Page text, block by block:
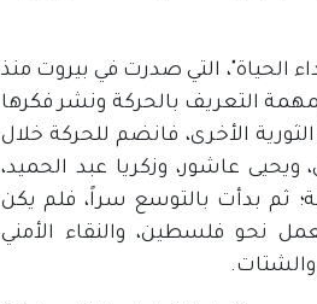
نداء الحياة"، التي صدرت في بيروت منذ
التعريف بالحركة ونشر فكرها
الثورية الأخرى، فانضم للحركة خلال
عاشور، وزكريا عبد الحميد،
ثم بدأت بالتوسع سراً، فلم يكن
نحو فلسطين، والنقاء الأمني
والشتات.